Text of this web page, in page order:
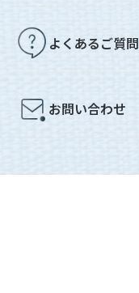
よくあるご質問
お問い合わせ